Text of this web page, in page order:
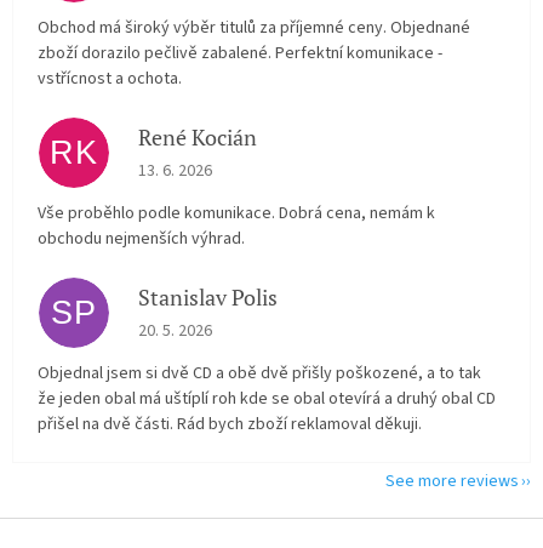
Obchod má široký výběr titulů za příjemné ceny. Objednané
zboží dorazilo pečlivě zabalené. Perfektní komunikace -
vstřícnost a ochota.
RK René Kocián
The store rating is 5 out of 5 stars.
13. 6. 2026
Vše proběhlo podle komunikace. Dobrá cena, nemám k
obchodu nejmenších výhrad.
SP Stanislav Polis
The store rating is 2 out of 5 stars.
20. 5. 2026
Objednal jsem si dvě CD a obě dvě přišly poškozené, a to tak
že jeden obal má uštíplí roh kde se obal otevírá a druhý obal CD
přišel na dvě části. Rád bych zboží reklamoval děkuji.
See more reviews
F